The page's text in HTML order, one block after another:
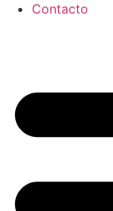
Contacto